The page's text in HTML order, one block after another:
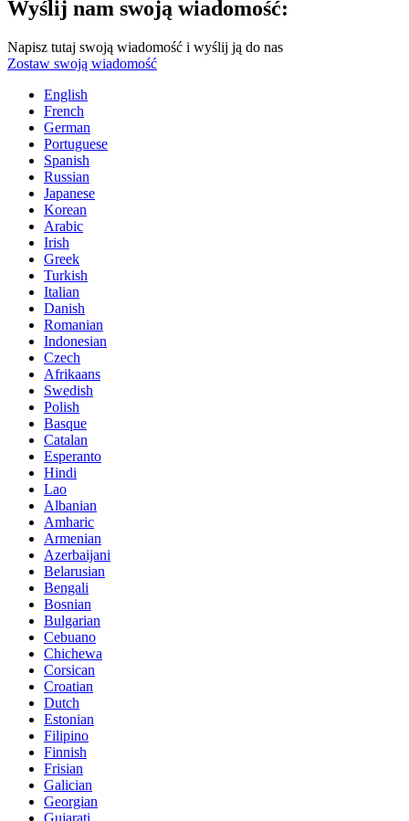
Wyślij nam swoją wiadomość:
Napisz tutaj swoją wiadomość i wyślij ją do nas
Zostaw swoją wiadomość
English
French
German
Portuguese
Spanish
Russian
Japanese
Korean
Arabic
Irish
Greek
Turkish
Italian
Danish
Romanian
Indonesian
Czech
Afrikaans
Swedish
Polish
Basque
Catalan
Esperanto
Hindi
Lao
Albanian
Amharic
Armenian
Azerbaijani
Belarusian
Bengali
Bosnian
Bulgarian
Cebuano
Chichewa
Corsican
Croatian
Dutch
Estonian
Filipino
Finnish
Frisian
Galician
Georgian
Gujarati